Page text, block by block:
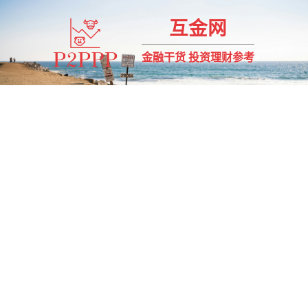
互金网
金融干货 投资理财参考